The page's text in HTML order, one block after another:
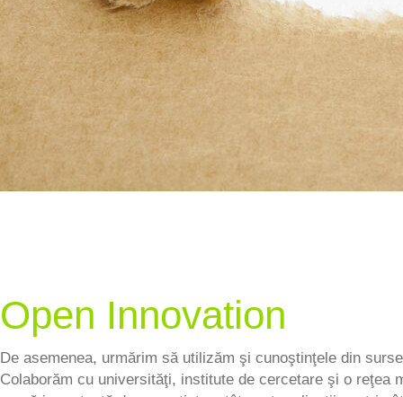
Open Innovation
De asemenea, urmărim să utilizăm şi cunoştinţele din
Colaborăm cu universităţi, institute de cercetare şi o reţea